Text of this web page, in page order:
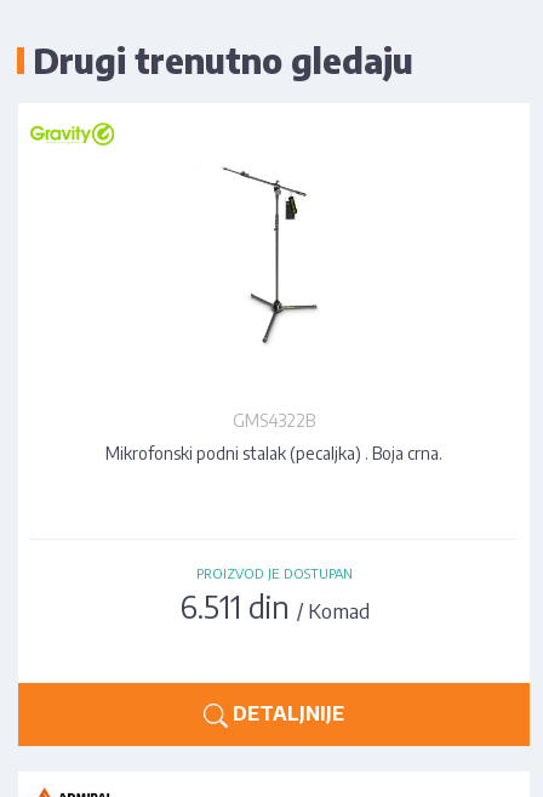
Drugi trenutno gledaju
GMS4322B
Mikrofonski podni stalak (pecaljka) . Boja crna.
PROIZVOD JE DOSTUPAN
6.511 din / Komad
DETALJNIJE